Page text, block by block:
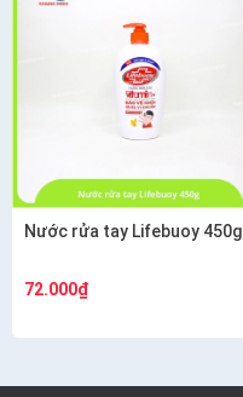
Nước rửa tay Lifebuoy 450g
72.000₫